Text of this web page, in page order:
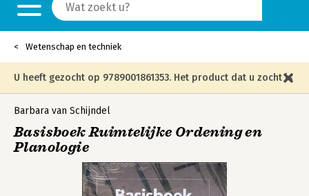
Wetenschap en techniek
U heeft gezocht op 9789001861353. Het product dat u zocht is
niet meer in die editie leverbaar en is vervangen door de
onderstaande editie.
Barbara van Schijndel
Basisboek Ruimtelijke Ordening en
Planologie